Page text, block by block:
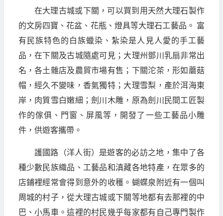
在大理古城或下關，可以買到用天然大理石製作
的文房四寶、花盆、花瓶、燈具等大理石工藝品。 富
有民族特色的白族蠟染、紮染是人見人愛的手工藝
品，在下關及古城隨處可見；大理州鄧川乳扇非常出
名，各土雜店及農貿市場有售；下關沱茶，形如蘑菇
帽，經久不變味，香氣獨特；大理雪梨，產於洱海東
岸，肉質雪白嫩細；劍川木雕，原為劍川民間工匠製
作的傢俱、門窗、屏風等，開發了一些工藝品小雕
件，供遊客攜帶。
護國路（洋人街）是遊客的必訪之地，集中了各
種少數民族織品、工藝品和滇藏各地特產，在眾多的
店鋪裡經常會得到意外的收穫。蝴蝶泉附近有一個叫
周城的村子，從大理古城或下關等地都有去那裡的中
巴、小馬車。這裡的村民幾乎每家都有自己專門製作